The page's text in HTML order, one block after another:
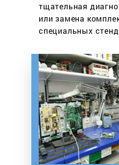
тщательная
или замена
специальных